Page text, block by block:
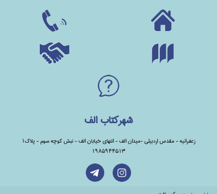
شهرکتاب الف
زعفرانیه - مقدس اردبیلی -میدان الف - انتهای خیابان الف - نبش کوچه سوم - پلاک1
1985944513